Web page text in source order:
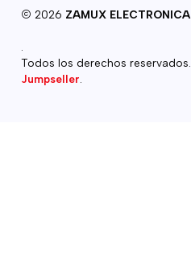
2026 ZAMUX ELECTRONICA
Todos los derechos reservados.
Jumpseller